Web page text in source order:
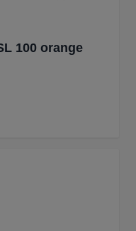
100 orange